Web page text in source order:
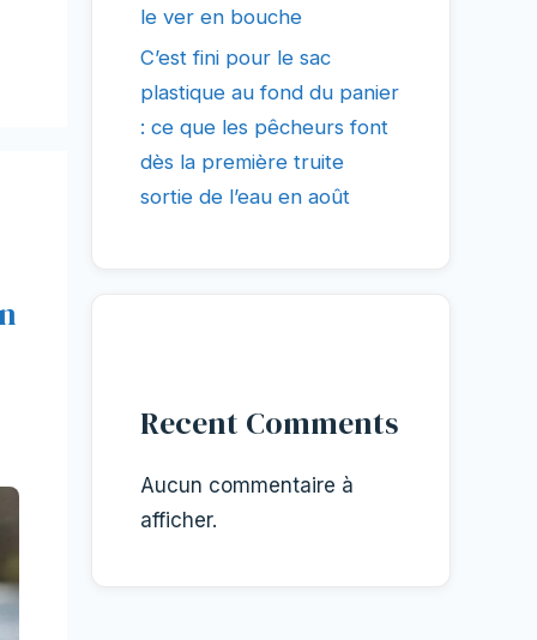
le ver en bouche
C’est fini pour le sac
plastique au fond du panier
: ce que les pêcheurs font
dès la première truite
sortie de l’eau en août
Recent Comments
Aucun commentaire à
afficher.